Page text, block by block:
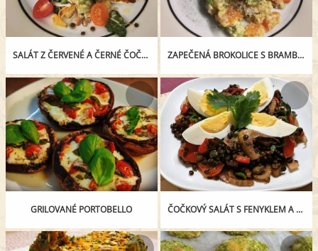
SALÁT Z ČERVENÉ A ČERNÉ ČOČKY S HALLOUMI ZAPEČENÁ BROKOLICE S BRAMBORY, BATÁTY A NIVOU
GRILOVANÉ PORTOBELLO ČOČKOVÝ SALÁT S FENYKLEM A VEJCEM